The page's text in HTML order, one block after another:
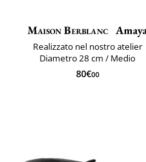
Maison Berblanc
Realizzato nel nostro atelier
Diametro 28 cm / Medio
80€00